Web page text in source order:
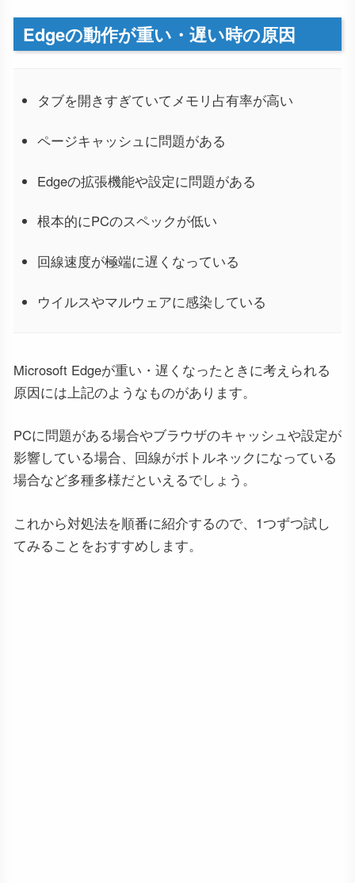
Edgeの動作が重い・遅い時の原因
タブを開きすぎていてメモリ占有率が高い
ページキャッシュに問題がある
Edgeの拡張機能や設定に問題がある
根本的にPCのスペックが低い
回線速度が極端に遅くなっている
ウイルスやマルウェアに感染している
Microsoft Edgeが重い・遅くなったときに考えられる
原因には上記のようなものがあります。
PCに問題がある場合やブラウザのキャッシュや設定が
影響している場合、回線がボトルネックになっている
場合など多種多様だといえるでしょう。
これから対処法を順番に紹介するので、1つずつ試し
てみることをおすすめします。